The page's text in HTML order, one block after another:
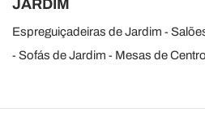
JARDIM
Espreguiçadeiras de Jardim
Sofás de Jardim
Mesas de